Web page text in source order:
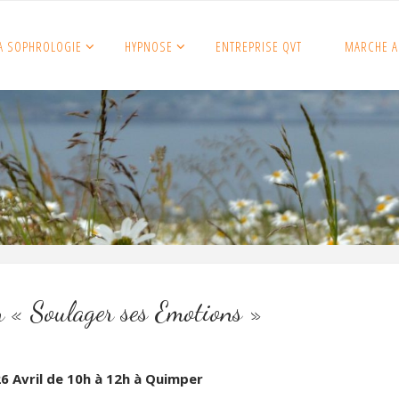
SOPHROLOGIE HYPNOSE ENTREPRISE QVT MARCHE
Soulager ses Emotions »
Avril de 10h à 12h à Quimper